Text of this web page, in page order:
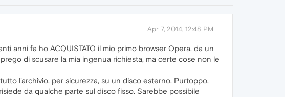
Apr 7, 2014, 12:48 PM
anni fa ho ACQUISTATO il mio primo browser Opera, da un
di scusare la mia ingenua richiesta, ma certe cose non le
l'archivio, per sicurezza, su un disco esterno. Purtoppo,
da qualche parte sul disco fisso. Sarebbe possibile